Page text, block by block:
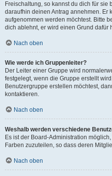
Freischaltung, so kannst du dich für
daraufhin deinen Antrag annehmen. Er
aufgenommen werden möchtest. Bitte
dich ablehnt, er wird einen Grund dafür
Nach oben
Wie werde ich Gruppenleiter?
Der Leiter einer Gruppe wird
festgelegt, wenn die Gruppe erstellt
Benutzergruppe erstellen möchtest,
kontaktieren.
Nach oben
Weshalb werden verschiedene
Es ist der Board-Administration
Farben zuzuteilen, so dass deren
Nach oben